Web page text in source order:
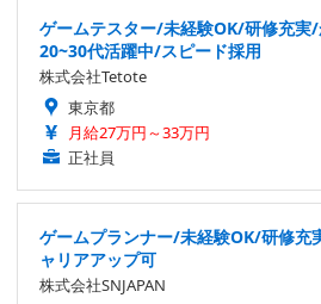
ゲームテスター/未経験OK/研修充実
20~30代活躍中/スピード採用
株式会社Tetote
東京都
月給27万円～33万円
正社員
ゲームプランナー/未経験OK/研修充
ャリアアップ可
株式会社SNJAPAN